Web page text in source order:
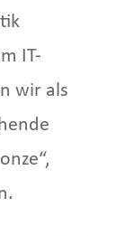
IT-
wir als